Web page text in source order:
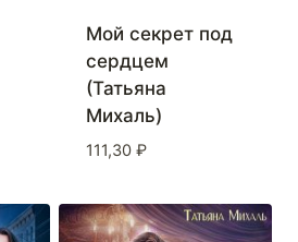
Мой секрет под
сердцем
(Татьяна
Михаль)
111,30 ₽